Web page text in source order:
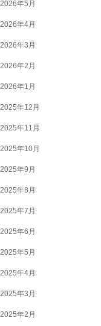
2026年5月
2026年4月
2026年3月
2026年2月
2026年1月
2025年12月
2025年11月
2025年10月
2025年9月
2025年8月
2025年7月
2025年6月
2025年5月
2025年4月
2025年3月
2025年2月